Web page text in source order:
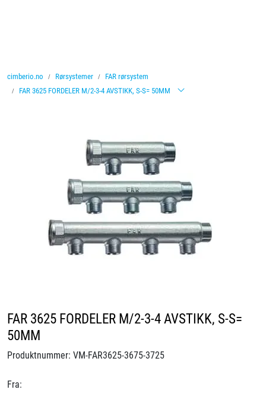
cimberio.no Rørsystemer
FAR rørsystem
FAR 3625 FORDELER M/2-3-4 AVSTIKK, S-S= 50MM
FAR 3625 FORDELER M/2-3-4 AVSTIKK, S-S=
50MM
Produktnummer: VM-FAR3625-3675-3725
Fra:
Vannbehandling
Sertifiseringer
Prosjekter